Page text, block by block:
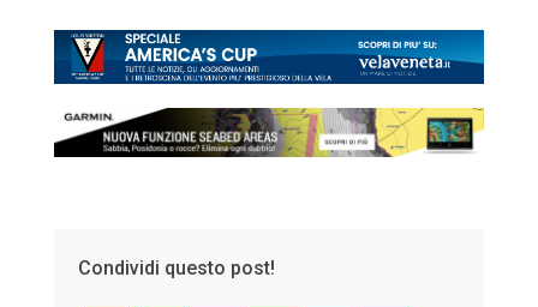
Condividi questo post!